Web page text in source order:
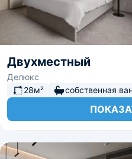
Двухместный
Делюкс
28м²
собственная